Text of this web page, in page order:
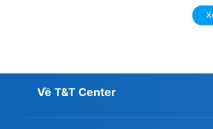
Về T&T Center